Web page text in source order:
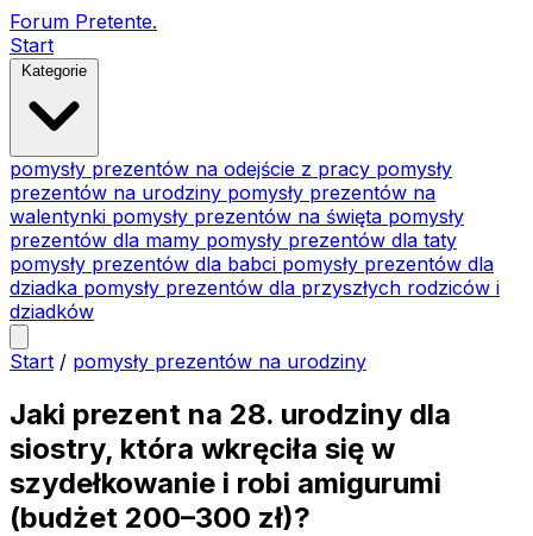
Forum Pretente.
Start
Kategorie
pomysły prezentów na odejście z pracy pomysły
prezentów na urodziny pomysły prezentów na
walentynki pomysły prezentów na święta pomysły
prezentów dla mamy pomysły prezentów dla taty
pomysły prezentów dla babci pomysły prezentów dla
dziadka pomysły prezentów dla przyszłych rodziców i
dziadków
Start / pomysły prezentów na urodziny
Jaki prezent na 28. urodziny dla
siostry, która wkręciła się w
szydełkowanie i robi amigurumi
(budżet 200–300 zł)?